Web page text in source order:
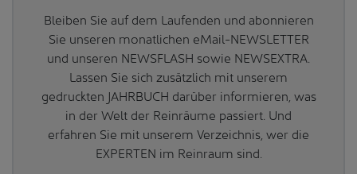
Bleiben Sie auf dem Laufenden und abonnieren
Sie unseren monatlichen eMail-NEWSLETTER
und unseren NEWSFLASH sowie NEWSEXTRA.
Lassen Sie sich zusätzlich mit unserem
gedruckten JAHRBUCH darüber informieren, was
in der Welt der Reinräume passiert. Und
erfahren Sie mit unserem Verzeichnis, wer die
EXPERTEN im Reinraum sind.